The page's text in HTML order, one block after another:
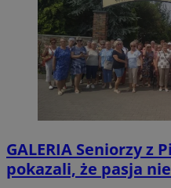
GALERIA Seniorzy z
pokazali, że pasja